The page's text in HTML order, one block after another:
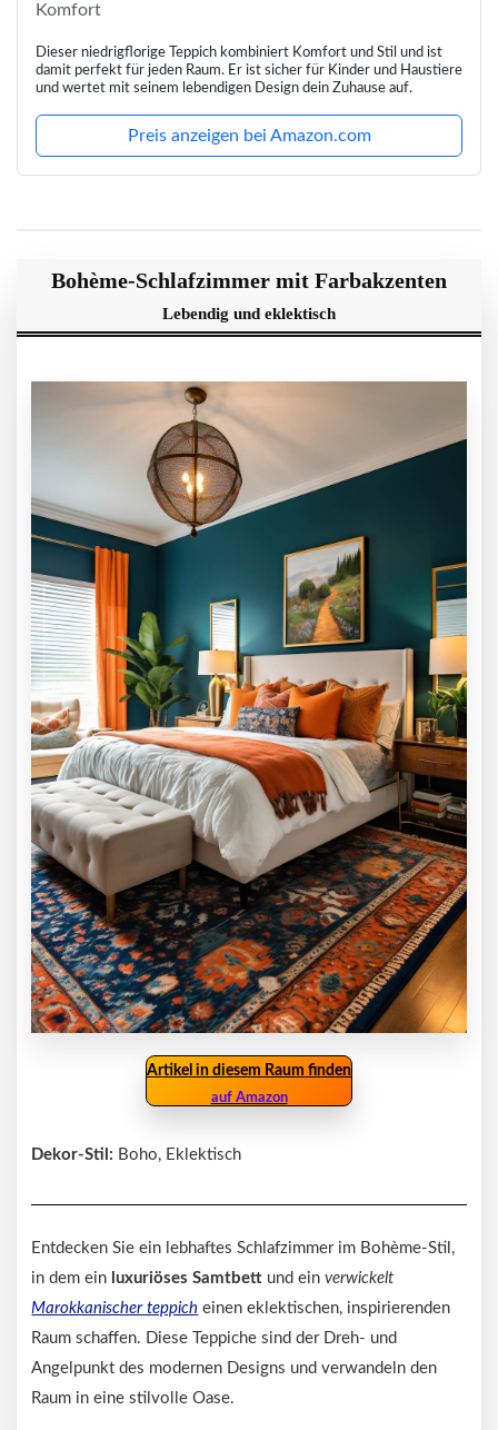
Komfort
Dieser niedrigflorige Teppich kombiniert Komfort und Stil und ist
damit perfekt für jeden Raum. Er ist sicher für Kinder und Haustiere
und wertet mit seinem lebendigen Design dein Zuhause auf.
Preis anzeigen bei Amazon.com
Bohème-Schlafzimmer mit Farbakzenten
Lebendig und eklektisch
Artikel in diesem Raum finden
auf Amazon
Dekor-Stil: Boho, Eklektisch
Entdecken Sie ein lebhaftes Schlafzimmer im Bohème-Stil,
in dem ein luxuriöses Samtbett und einverwickelt
Marokkanischer teppich einen eklektischen, inspirierenden
Raum schaffen. Diese Teppiche sind der Dreh- und
Angelpunkt des modernen Designs und verwandeln den
Raum in eine stilvolle Oase.